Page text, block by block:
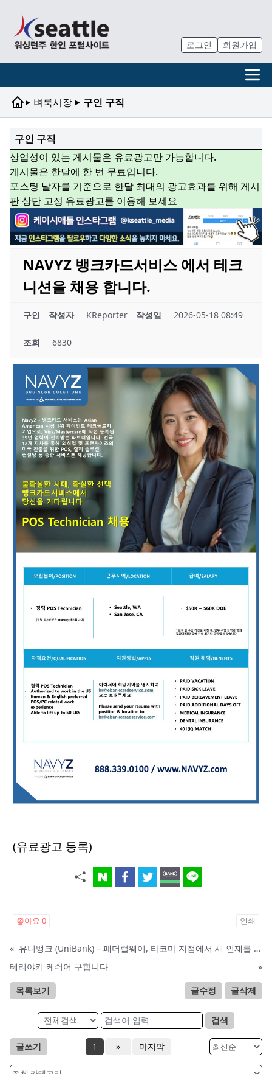
로그인 회원가입
▸ 벼룩시장 ▸ 구인 구직
구인 구직
상업성이 있는 게시물은 유료광고만 가능합니다.
게시물은 한달에 한 번 무료입니다.
포스팅 날자를 기준으로 한달 최대의 광고효과를 위해 게시
판 상단 고정 유료광고를 이용해 보세요
NAVYZ 뱅크카드서비스 에서 테크
니션을 채용 합니다.
구인 작성자 KReporter 작성일 2026-05-18 08:49
조회 6830
(유료광고 등록)
좋아요 0 인쇄
«
유니뱅크 (UniBank) – 페더럴웨이, 타코마 지점에서 새 인재를 찾습니다.
테리야키 케쉬어 구합니다
»
목록보기 글수정 글삭제
검색
글쓰기 1 » 마지막